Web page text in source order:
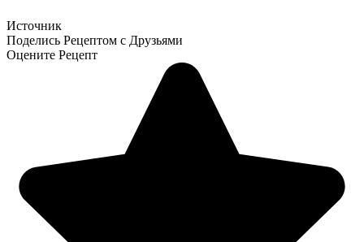
Источник
Поделись Рецептом с Друзьями
Оцените Рецепт